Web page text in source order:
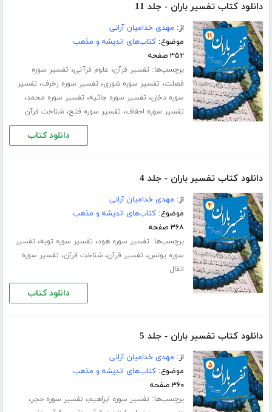
دانلود کتاب تفسیر باران - جلد 11
از: مهدی خدامیان آرانی
موضوع:کتاب‌های اندیشه و مذهب
۳۵۲ صفحه
برچسب‌ها: تفسیر قرآن، علوم قرآنی، تفسیر سوره
فصلت، تفسیر سوره شورى، تفسیر سوره زخرف، تفسیر
سوره دخان، تفسیر سوره جاثیه، تفسیر سوره محمد،
تفسیر سوره احقاف، تفسیر سوره فتح،شناخت قرآن
دانلود کتاب
دانلود کتاب تفسیر باران - جلد 4
از: مهدی خدامیان آرانی
موضوع:کتاب‌های اندیشه و مذهب
۳۶۸ صفحه
برچسب‌ها: تفسیر سوره هود، تفسیر سوره توبه، تفسیر
سوره یونس، تفسیر قرآن،شناخت قرآن، تفسیر سوره
انفال
دانلود کتاب
دانلود کتاب تفسیر باران - جلد 5
از: مهدی خدامیان آرانی
موضوع:کتاب‌های اندیشه و مذهب
۳۶۰ صفحه
برچسب‌ها: تفسیر سوره ابراهیم، تفسیر سوره حجر،